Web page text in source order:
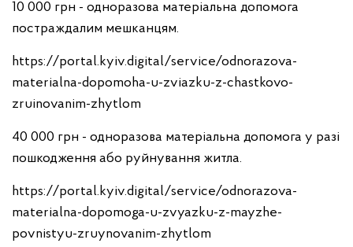
10 000 грн - одноразова матеріальна допомога
постраждалим мешканцям.
https://portal.kyiv.digital/service/odnorazova-
materialna-dopomoha-u-zviazku-z-chastkovo-
zruinovanim-zhytlom
40 000 грн - одноразова матеріальна допомога у разі
пошкодження або руйнування житла.
https://portal.kyiv.digital/service/odnorazova-
materialna-dopomoga-u-zvyazku-z-mayzhe-
povnistyu-zruynovanim-zhytlom